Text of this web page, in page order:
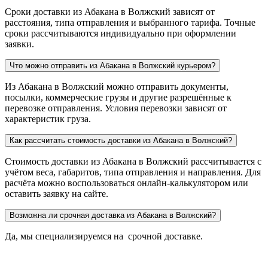
Сроки доставки из Абакана в Волжский зависят от
расстояния, типа отправления и выбранного тарифа. Точные
сроки рассчитываются индивидуально при оформлении
заявки.
Что можно отправить из Абакана в Волжский курьером?
Из Абакана в Волжский можно отправить документы,
посылки, коммерческие грузы и другие разрешённые к
перевозке отправления. Условия перевозки зависят от
характеристик груза.
Как рассчитать стоимость доставки из Абакана в Волжский?
Стоимость доставки из Абакана в Волжский рассчитывается с
учётом веса, габаритов, типа отправления и направления. Для
расчёта можно воспользоваться онлайн-калькулятором или
оставить заявку на сайте.
Возможна ли срочная доставка из Абакана в Волжский?
Да, мы специализируемся на срочной доставке.